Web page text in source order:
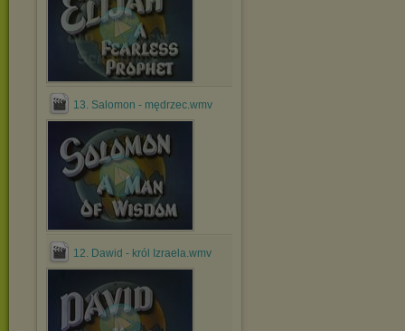
13. Salomon - mędrzec.wmv
12. Dawid - król Izraela.wmv